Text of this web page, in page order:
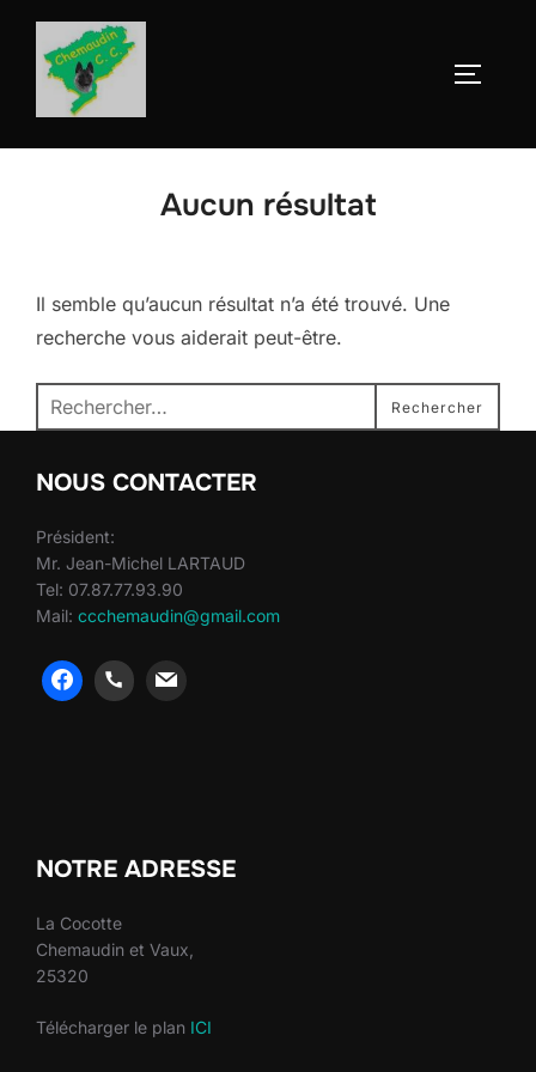
Aller
contenu
Aucun résultat
Il semble qu’aucun résultat n’a été trouvé. Une
recherche vous aiderait peut-être.
Recherche
pour :
Rechercher
NOUS CONTACTER
Président:
Mr. Jean-Michel LARTAUD
Tel: 07.87.77.93.90
Mail: ccchemaudin@gmail.com
NOTRE ADRESSE
La Cocotte
Chemaudin et Vaux,
25320
Télécharger le plan ICI